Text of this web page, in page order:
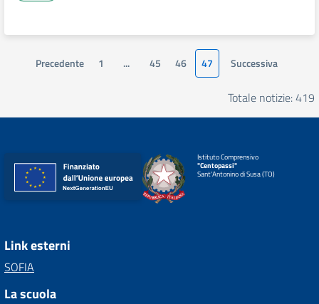
Precedente 1 ... 45 46 47 Successiva
Totale notizie: 419
Istituto Comprensivo
"Centopassi"
Sant'Antonino di Susa (TO)
Link esterni
SOFIA
La scuola